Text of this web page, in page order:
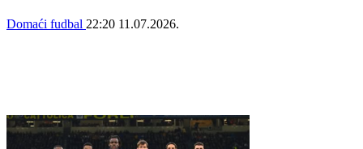
Domaći fudbal 22:20 11.07.2026.